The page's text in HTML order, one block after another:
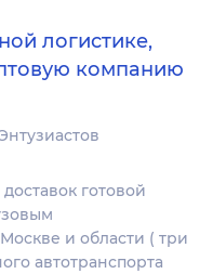
логистике,
компанию
готовой
и области ( три
автотранспорта